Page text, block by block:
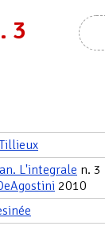
3
L'integrale n. 3
2010